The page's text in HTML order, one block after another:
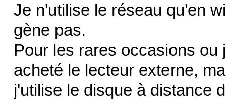
Je n'utilise le réseau qu'en
gène pas.
Pour les rares occasions ou
acheté le lecteur externe,
j'utilise le disque à distance